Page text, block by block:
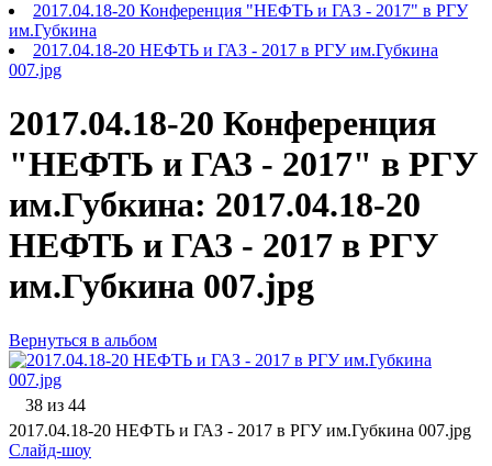
2017.04.18-20 Конференция "НЕФТЬ и ГАЗ - 2017" в РГУ
им.Губкина
2017.04.18-20 НЕФТЬ и ГАЗ - 2017 в РГУ им.Губкина
007.jpg
2017.04.18-20 Конференция
"НЕФТЬ и ГАЗ - 2017" в РГУ
им.Губкина: 2017.04.18-20
НЕФТЬ и ГАЗ - 2017 в РГУ
им.Губкина 007.jpg
Вернуться в альбом
38 из 44
2017.04.18-20 НЕФТЬ и ГАЗ - 2017 в РГУ им.Губкина 007.jpg
Слайд-шоу